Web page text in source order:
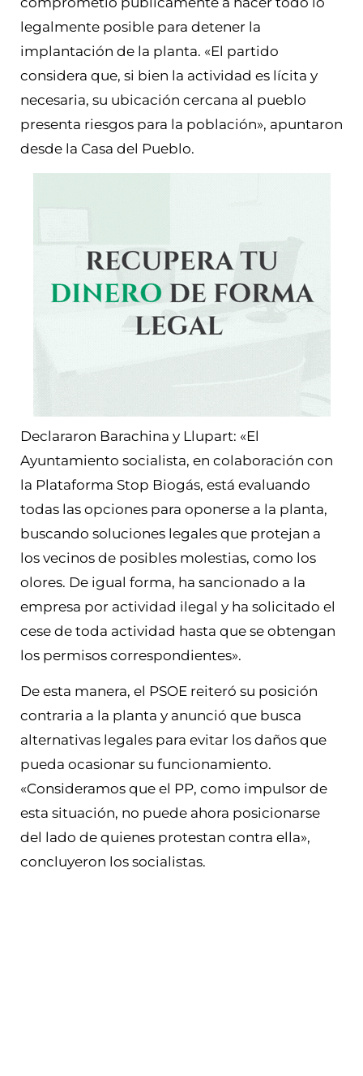
legalmente posible para detener la
implantación de la planta. «El partido
considera que, si bien la actividad es lícita y
necesaria, su ubicación cercana al pueblo
presenta riesgos para la población», apuntaron
desde la Casa del Pueblo.
Declararon Barachina y Llupart: «El
Ayuntamiento socialista, en colaboración con
la Plataforma Stop Biogás, está evaluando
todas las opciones para oponerse a la planta,
buscando soluciones legales que protejan a
los vecinos de posibles molestias, como los
olores. De igual forma, ha sancionado a la
empresa por actividad ilegal y ha solicitado el
cese de toda actividad hasta que se obtengan
los permisos correspondientes».
De esta manera, el PSOE reiteró su posición
contraria a la planta y anunció que busca
alternativas legales para evitar los daños que
pueda ocasionar su funcionamiento.
«Consideramos que el PP, como impulsor de
esta situación, no puede ahora posicionarse
del lado de quienes protestan contra ella»,
concluyeron los socialistas.